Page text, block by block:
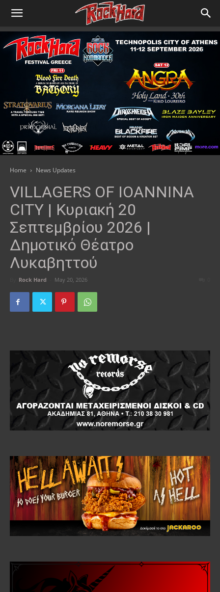
Home News Updates
VILLAGERS OF IOANNINA
CITY | Κυριακή 20
Σεπτεμβρίου 2026 |
Δημοτικό Θέατρο
Λυκαβηττού
Rock Hard May 20, 2026